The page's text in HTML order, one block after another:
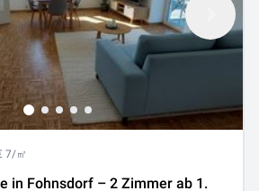
7/㎡
in Fohnsdorf – 2 Zimmer ab 1.